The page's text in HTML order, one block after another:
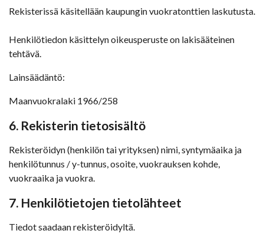
Rekisterissä käsitellään kaupungin vuokratonttien laskutusta.
Henkilötiedon käsittelyn oikeusperuste on lakisääteinen
tehtävä.
Lainsäädäntö:
Maanvuokralaki 1966/258
6. Rekisterin tietosisältö
Rekisteröidyn (henkilön tai yrityksen) nimi, syntymäaika ja
henkilötunnus / y-tunnus, osoite, vuokrauksen kohde,
vuokraaika ja vuokra.
7. Henkilötietojen tietolähteet
Tiedot saadaan rekisteröidyltä.